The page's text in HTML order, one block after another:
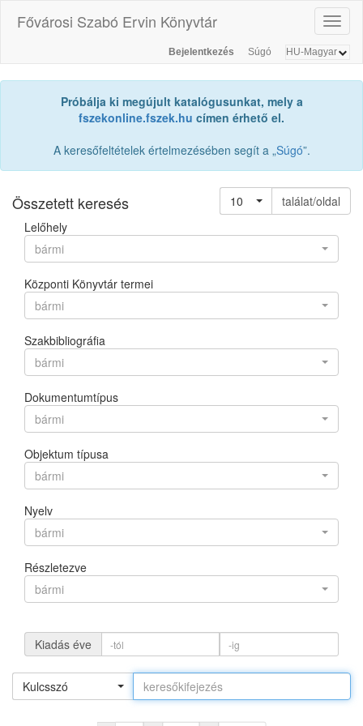
Fővárosi Szabó Ervin Könyvtár
Bejelentkezés Súgó
Próbálja ki megújult katalógusunkat, mely a
fszekonline.fszek.hu címen érhető el.
A keresőfeltételek értelmezésében segít a „Súgó”.
Összetett keresés 10
találat/oldal
Lelőhely
bármi
Központi Könyvtár termei
bármi
Szakbibliográfia
bármi
Dokumentumtípus
bármi
Objektum típusa
bármi
Nyelv
bármi
Részletezve
bármi
Kiadás éve
Kulcsszó